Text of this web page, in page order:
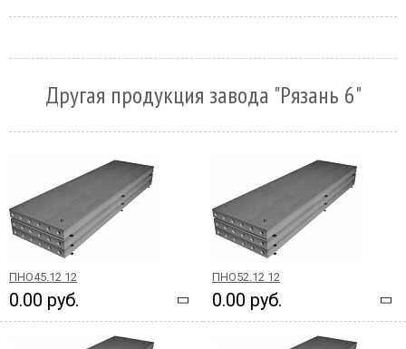
Другая продукция завода "Рязань 6"
ПНО45.12 12
0.00 руб.
ПНО52.12 12
0.00 руб.